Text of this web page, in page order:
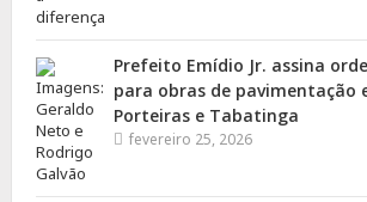
Prefeito Emídio Jr. assina
para obras de pavimentação
Porteiras e Tabatinga
fevereiro 25, 2026